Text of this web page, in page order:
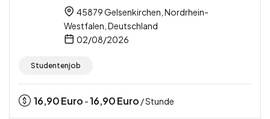
45879 Gelsenkirchen, Nordrhein-
Westfalen, Deutschland
02/08/2026
Studentenjob
16,90Euro -16,90Euro / Stunde